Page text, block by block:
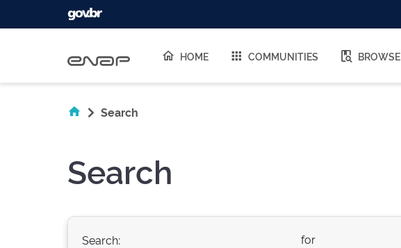
HOME COMMUNITIES BROWSE
Search
Search
Search: for